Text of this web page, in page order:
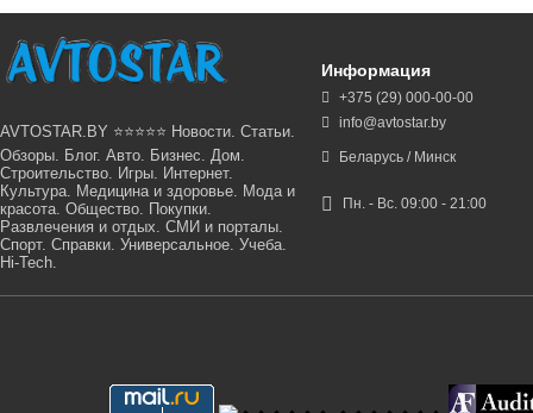
AVTOSTAR.BY ⭐⭐⭐⭐⭐ Новости. Статьи.
Обзоры. Блог. Авто. Бизнес. Дом.
Строительство. Игры. Интернет.
Культура. Медицина и здоровье. Мода и
красота. Общество. Покупки.
Развлечения и отдых. СМИ и порталы.
Спорт. Справки. Универсальное. Учеба.
Hi-Tech.
Информация
+375 (29) 000-00-00
info@avtostar.by
Беларусь / Минск
Пн. - Вс. 09:00 - 21:00